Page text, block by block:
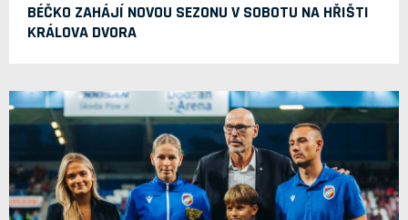
BÉČKO ZAHÁJÍ NOVOU SEZONU V SOBOTU NA HŘIŠTI
KRÁLOVA DVORA